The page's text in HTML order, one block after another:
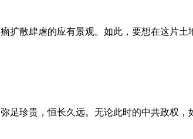
扩散肆虐的应有景观。如此，要想在这片
珍贵，恒长久远。无论此时的中共政权，